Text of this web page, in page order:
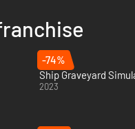
-74%
Ship Graveyard
2023